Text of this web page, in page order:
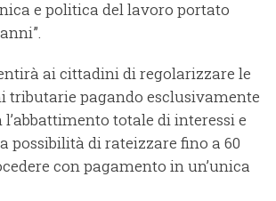
e politica del lavoro portato
ai cittadini di regolarizzare le
tributarie pagando esclusivamente
l’abbattimento totale di interessi e
possibilità di rateizzare fino a 60
con pagamento in un’unica